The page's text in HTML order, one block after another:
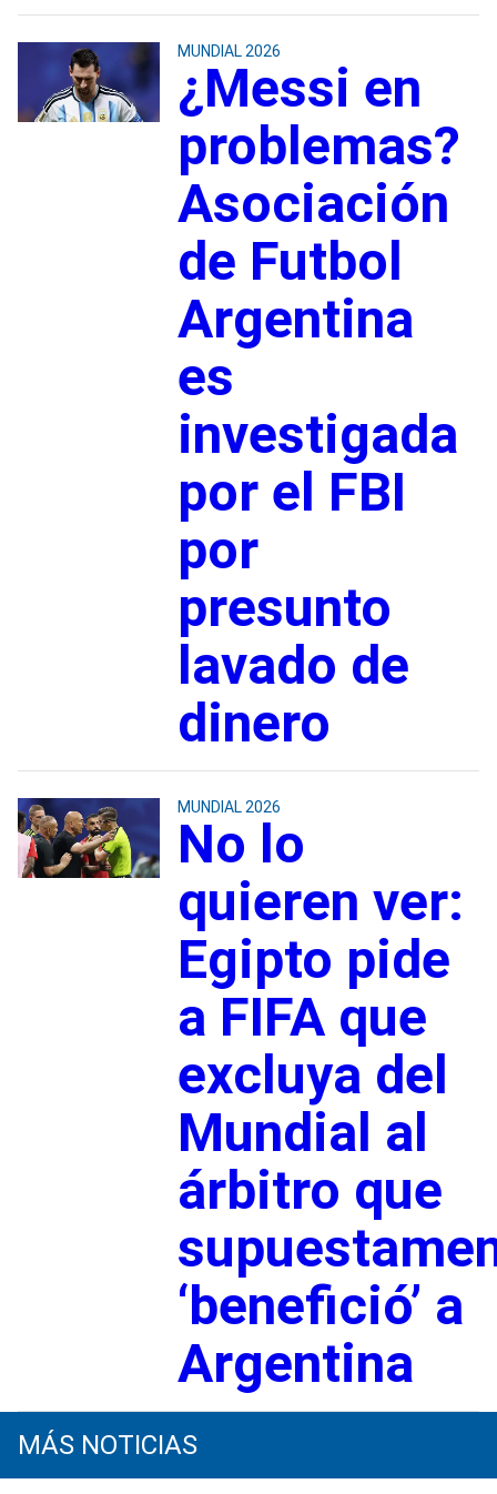
MUNDIAL 2026
¿Messi en
problemas?
Asociación
de Futbol
Argentina
es
investigada
por el FBI
por
presunto
lavado de
dinero
MUNDIAL 2026
No lo
quieren ver:
Egipto pide
a FIFA que
excluya del
Mundial al
árbitro que
‘benefició’ a
Argentina
MÁS NOTICIAS